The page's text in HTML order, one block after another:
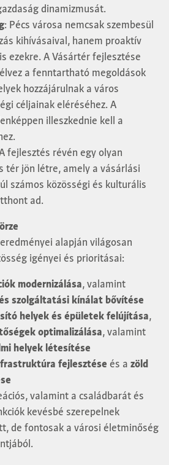
dinamizmusát.
: Pécs városa nemcsak szembesül
kihívásaival, hanem proaktív
ezekre. A Vásártér fejlesztése
a fenntartható megoldások
hozzájárulnak a város
céljainak eléréséhez. A
illeszkednie kell a
fejlesztés révén egy olyan
tér jön létre, amely a vásárlási
számos közösségi és kulturális
ad.
alapján világosan
igényei és prioritásai:
modernizálása, valamint
szolgáltatási kínálat bővítése
helyek és épületek felújítása,
optimalizálása, valamint
helyek létesítése
fejlesztése és a zöld
valamint a családbarát és
kevésbé szerepelnek
de fontosak a városi életminőség